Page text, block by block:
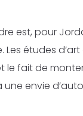
est, pour
Les études
le fait de
envie